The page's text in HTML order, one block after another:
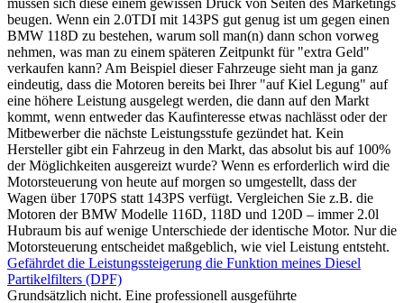
beugen. Wenn ein 2.0TDI mit 143PS gut genug ist um gegen einen
BMW 118D zu bestehen, warum soll man(n) dann schon vorweg
nehmen, was man zu einem späteren Zeitpunkt für "extra Geld"
verkaufen kann? Am Beispiel dieser Fahrzeuge sieht man ja ganz
eindeutig, dass die Motoren bereits bei Ihrer "auf Kiel Legung" auf
eine höhere Leistung ausgelegt werden, die dann auf den Markt
kommt, wenn entweder das Kaufinteresse etwas nachlässt oder der
Mitbewerber die nächste Leistungsstufe gezündet hat. Kein
Hersteller gibt ein Fahrzeug in den Markt, das absolut bis auf 100%
der Möglichkeiten ausgereizt wurde? Wenn es erforderlich wird die
Motorsteuerung von heute auf morgen so umgestellt, dass der
Wagen über 170PS statt 143PS verfügt. Vergleichen Sie z.B. die
Motoren der BMW Modelle 116D, 118D und 120D – immer 2.0l
Hubraum bis auf wenige Unterschiede der identische Motor. Nur die
Motorsteuerung entscheidet maßgeblich, wie viel Leistung entsteht.
Gefährdet die Leistungssteigerung die Funktion meines Diesel
Partikelfilters (DPF)
Grundsätzlich nicht. Eine professionell ausgeführte